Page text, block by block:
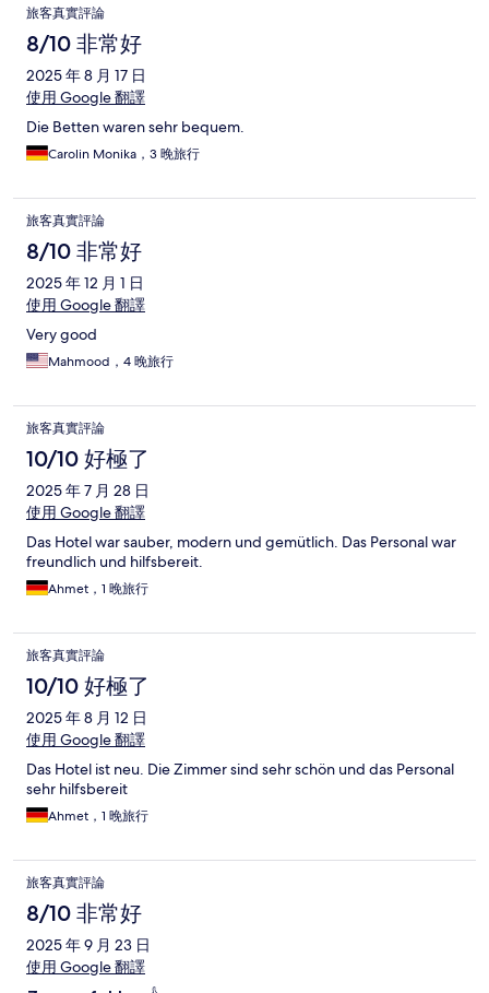
旅客真實評論
8/10 非常好
2025 年 8 月 17 日
使用 Google 翻譯
Die Betten waren sehr bequem.
Carolin Monika，3 晚旅行
旅客真實評論
8/10 非常好
2025 年 12 月 1 日
使用 Google 翻譯
Very good
Mahmood，4 晚旅行
旅客真實評論
10/10 好極了
2025 年 7 月 28 日
使用 Google 翻譯
Das Hotel war sauber, modern und gemütlich. Das Personal war
freundlich und hilfsbereit.
Ahmet，1 晚旅行
旅客真實評論
10/10 好極了
2025 年 8 月 12 日
使用 Google 翻譯
Das Hotel ist neu. Die Zimmer sind sehr schön und das Personal
sehr hilfsbereit
Ahmet，1 晚旅行
旅客真實評論
8/10 非常好
2025 年 9 月 23 日
使用 Google 翻譯